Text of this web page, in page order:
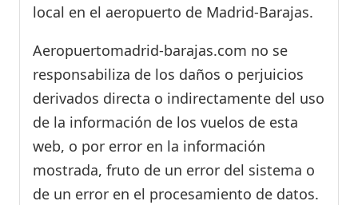
local en el aeropuerto de Madrid-Barajas.
Aeropuertomadrid-barajas.com no se
responsabiliza de los daños o perjuicios
derivados directa o indirectamente del uso
de la información de los vuelos de esta
web, o por error en la información
mostrada, fruto de un error del sistema o
de un error en el procesamiento de datos.